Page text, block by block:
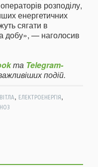
розподілу,
енергетичних
сягати в
добу», — наголосив
та Telegram-
подій.
, ЕЛЕКТРОЕНЕРГІЯ,